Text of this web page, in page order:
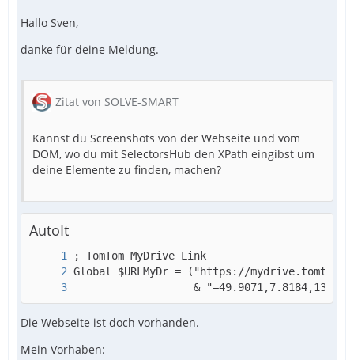
Hallo Sven,
danke für deine Meldung.
Zitat von SOLVE-SMART
Kannst du Screenshots von der Webseite und vom
DOM, wo du mit SelectorsHub den XPath eingibst um
deine Elemente zu finden, machen?
AutoIt
&
Die Webseite ist doch vorhanden.
Mein Vorhaben: